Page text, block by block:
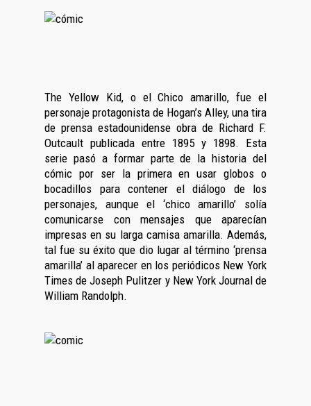
The Yellow Kid, o el Chico amarillo, fue el
personaje protagonista de Hogan’s Alley, una tira
de prensa estadounidense obra de Richard F.
Outcault publicada entre 1895 y 1898. Esta
serie pasó a formar parte de la historia del
cómic por ser la primera en usar globos o
bocadillos para contener el diálogo de los
personajes, aunque el ‘chico amarillo’ solía
comunicarse con mensajes que aparecían
impresas en su larga camisa amarilla. Además,
tal fue su éxito que dio lugar al término ‘prensa
amarilla’ al aparecer en los periódicos New York
Times de Joseph Pulitzer y New York Journal de
William Randolph.